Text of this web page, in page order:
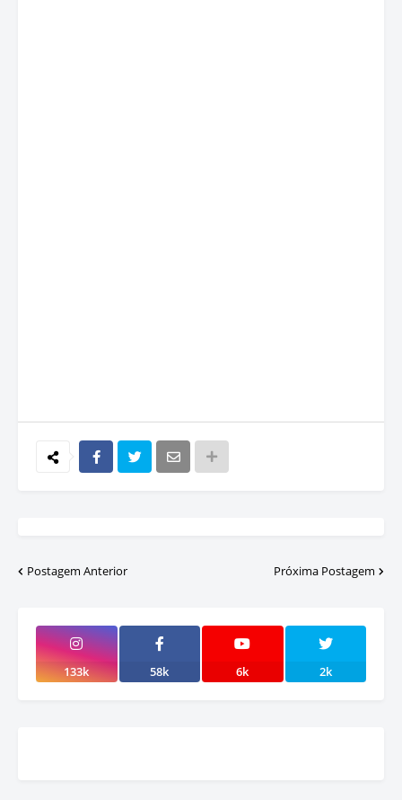
Postagem Anterior Próxima Postagem
133k 58k 6k 2k